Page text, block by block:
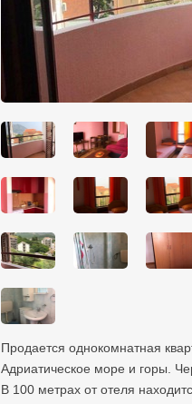
Продается однокомнатная
Адриатическое море и горы.
В 100 метрах от отеля